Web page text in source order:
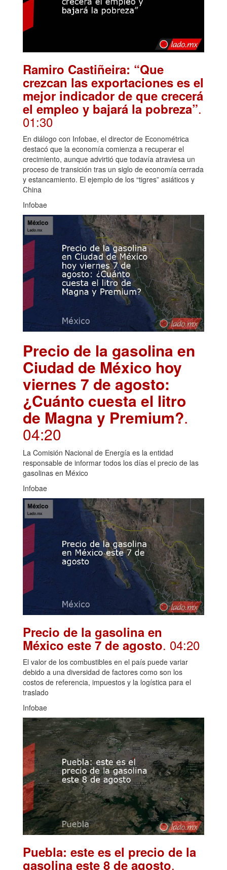
Ramiro Castiñeira: “Que
crezcan las exportaciones es el
mejor indicador de que crecerá
el empleo y bajará la pobreza”.
01:30
En diálogo con Infobae, el director de Econométrica
destacó que la economía comienza a recuperar el
crecimiento, aunque advirtió que todavía atraviesa un
proceso de transición tras un siglo de economía cerrada
y estancamiento. El ejemplo de los “tigres” asiáticos y
China
Infobae
Precio de la gasolina en
Ciudad de México hoy
viernes 7 de agosto:
¿Cuánto cuesta el litro
de Magna y Premium?.
04:20
La Comisión Nacional de Energía es la entidad
responsable de informar todos los días el precio de las
gasolinas en México
Infobae
Precio de la gasolina en
México este 7 de agosto. 04:20
El valor de los combustibles en el país puede variar
debido a una diversidad de factores como son los
costos de referencia, impuestos y la logística para el
traslado
Infobae
Puebla: este es el precio de la
gasolina este 8 de agosto.